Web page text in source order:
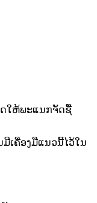
ດໃຫ້ພະແນກຈັດຊື້
ເຄື່ອງມືແນວນີ້ໄວ້ໃນ